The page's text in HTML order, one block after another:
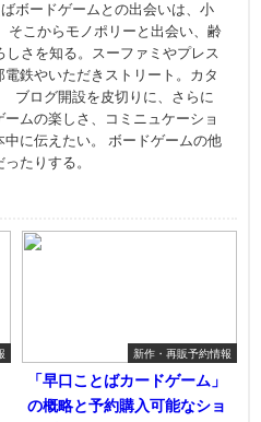
ボードゲームとの出会いは、小
そこからモノポリーと出会い、齢
さを知る。スーファミやプレス
鉄やいただきストリート。カタ
ブログ開設を皮切りに、さらに
ムの楽しさ、コミニュケーショ
に伝えたい。 ボードゲームの他
たりする。
新作・再販予約情報
「早口ことばカードゲーム」
の概略と予約購入可能なショ